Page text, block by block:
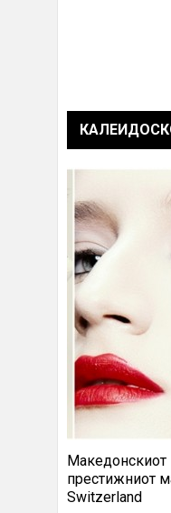
Македонскиот
престижниот
Switzerland